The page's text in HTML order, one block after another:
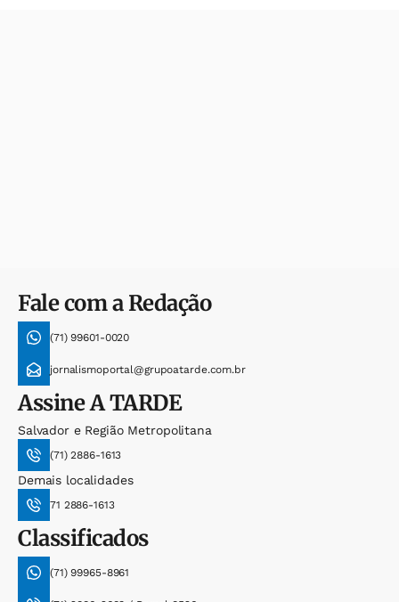
Fale com a Redação
(71) 99601-0020
jornalismoportal@grupoatarde.com.br
AssineA TARDE
Salvador e Região Metropolitana
(71) 2886-1613
Demais localidades
71 2886-1613
Classificados
(71) 99965-8961